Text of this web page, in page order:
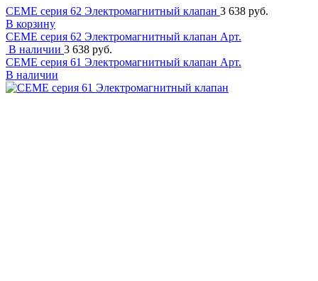
CEME серия 62 Электромагнитный клапан 3 638 руб.
В корзину
CEME серия 62 Электромагнитный клапан Арт.
В наличии 3 638 руб.
CEME серия 61 Электромагнитный клапан Арт.
В наличии